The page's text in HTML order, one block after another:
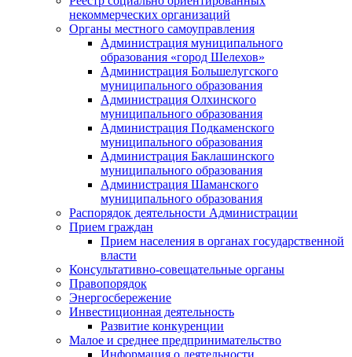
некоммерческих организаций
Органы местного самоуправления
Администрация муниципального
образования «город Шелехов»
Администрация Большелугского
муниципального образования
Администрация Олхинского
муниципального образования
Администрация Подкаменского
муниципального образования
Администрация Баклашинского
муниципального образования
Администрация Шаманского
муниципального образования
Распорядок деятельности Администрации
Прием граждан
Прием населения в органах государственной
власти
Консультативно-совещательные органы
Правопорядок
Энергосбережение
Инвестиционная деятельность
Развитие конкуренции
Малое и среднее предпринимательство
Информация о деятельности